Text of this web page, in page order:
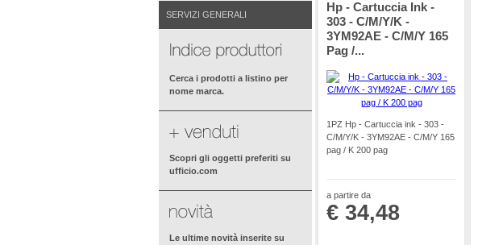
SERVIZI GENERALI
Cerca i prodotti a listino per
nome marca.
Scopri gli oggetti preferiti su
ufficio.com
Le ultime novità inserite su
Hp - Cartuccia Ink -
303 - C/M/Y/K -
3YM92AE - C/M/Y 165
Pag /...
1PZ Hp - Cartuccia ink - 303 -
C/M/Y/K - 3YM92AE - C/M/Y 165
pag / K 200 pag
a partire da
€ 34,48